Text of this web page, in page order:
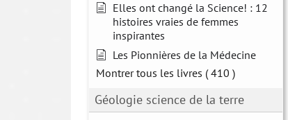
Elles ont changé la Science! : 12
histoires vraies de femmes
inspirantes
Les Pionnières de la Médecine
Montrer tous les livres ( 410 )
Géologie science de la terre